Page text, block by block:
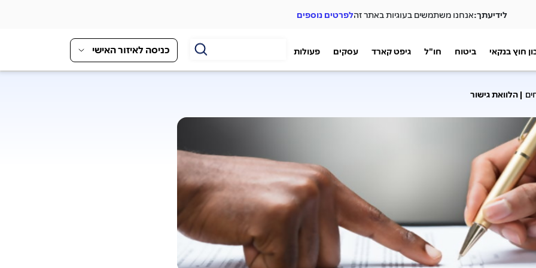
לידיעתך:אנחנו משתמשים בעוגיות באתר זהלפרטים נוספים
חוץ בנקאי ביטוח חו"ל גיפט קארד עסקים פעולות כניסה לאיזור האישי
הלוואת גישור